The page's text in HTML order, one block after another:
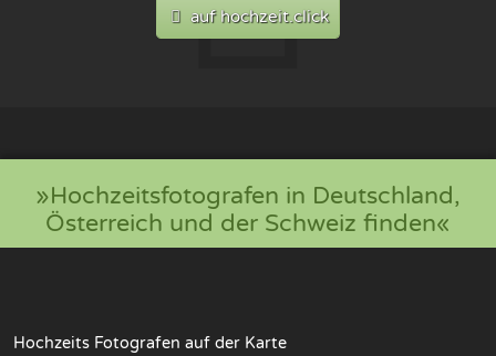
auf hochzeit.click
»Hochzeitsfotografen in Deutschland,
Österreich und der Schweiz finden«
Hochzeits Fotografen auf der Karte